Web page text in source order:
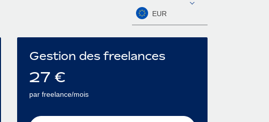
EUR
Gestion des freelances
27 €
par freelance/mois